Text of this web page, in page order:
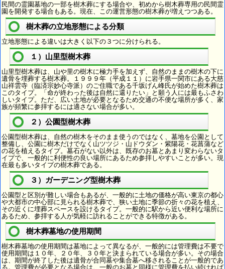
民間の霊園墓地の一部を樹木葬にする場合や、初めから樹木葬専用の民間霊
園を開発する場合もある。現在、この運営形態の樹木葬が増えつつある。
樹木葬の立地形態による分類
立地形態による違いは大きく以下の３つに分けられる。
１）山里型樹木葬
山里型樹木葬は、山や里の樹木に極力手を加えず、自然のままの樹木の下に
遺骨を埋葬する樹木葬。１９９９年（平成１１）に岩手県一関市にある大慈
山祥雲寺（臨済宗妙心寺派）のご住職である千坂げん峰氏が始めた樹木葬は
このタイプ。「命が終わった後は自然に還りたい」と願う人には最もふさわ
しいタイプ。ただ、広い土地が必要となるため交通の不便な場所が多く、家
族が頻繁に参拝するには適さない場合が多い。
２）公園型樹木葬
公園型樹木葬は、自然の樹木をそのまま使うのではなく、墓地を公園として
整備し、公園に樹木だけでなく山ツツジ・山ドウダン・紫陽花・花菖蒲など
の花を植えるタイプ。墓石がない以外は、既存のお墓とあまり変わらないタ
イプで、一般的に利便性の良い場所にあるため参拝しやすいことが多い。現
在最も多いタイプの樹木葬である。
３）ガーデニング型樹木葬
公園型と区別が難しい場合もあるが、一般的に土地の価格が高い東京の都心
や大都市の中心部に見られる樹木葬で、狭い土地に季節の折々の花を植え、
その近くに埋葬スペースを設けるタイプ。一般的に駅から近い便利な場所に
あるため、参拝する人が気軽に訪れることができる特徴がある。
樹木葬墓地の使用期間
樹木葬墓地の使用期間は墓地によって異なるが、一般的には管理費は不要で
使用期間は１０年、２０年、３０年と決まられている場合が多い。その場合
は、期間が終了した後は遺骨が合同墓や集合墓へ移されることが一般的であ
る。管理費が必要となる場合は、一般のお墓と同様に管理費を払い続ければ